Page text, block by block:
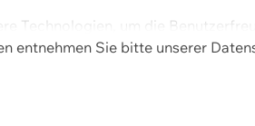
Technologien, um die
entnehmen Sie bitte unserer